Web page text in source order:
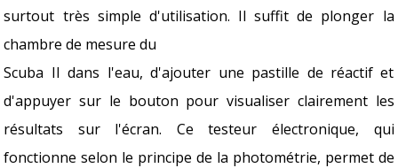
surtout très simple d'utilisation. Il suffit de plonger la
chambre de mesure du
Scuba II dans l'eau, d'ajouter une pastille de réactif et
d'appuyer sur le bouton pour visualiser clairement les
résultats sur l'écran. Ce testeur électronique, qui
fonctionne selon le principe de la photométrie, permet de